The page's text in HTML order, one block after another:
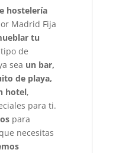
hostelería
Madrid Fija
tu
de
sea un bar,
de playa,
hotel,
para ti.
para
necesitas